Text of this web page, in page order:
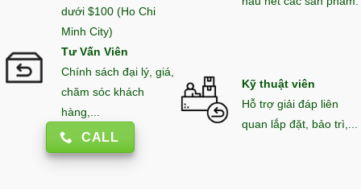
dưới $100 (Ho Chi
Minh City)
Tư Vấn Viên
Chính sách đại lý, giá,
chăm sóc khách
hàng,...
CALL
Kỹ thuật viên
Hỗ trợ giải đáp liên
quan lắp đặt, bảo trì,...